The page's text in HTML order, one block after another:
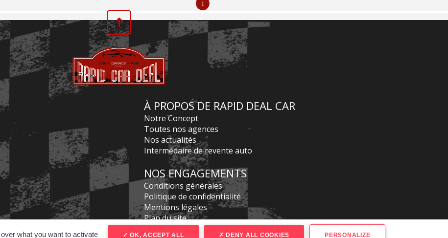
1
À PROPOS DE RAPID DEAL CAR
Notre Concept
Toutes nos agences
Nos actualités
Intermédaire de revente auto
NOS ENGAGEMENTS
Conditions générales
Politique de confidentialité
Mentions légales
Plan du site
Réalisé par spider-vo
what you want to activate OK, ACCEPT ALL DENY ALL COOKIES PERSONALIZE